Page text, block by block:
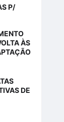
P/
ÀS
DE